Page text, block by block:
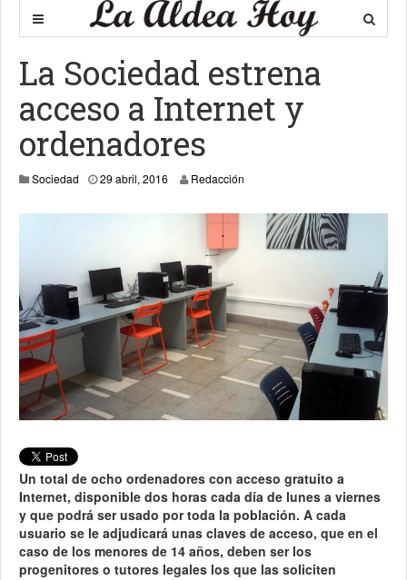
La Sociedad estrena
acceso a Internet y
ordenadores
Sociedad 29 abril, 2016 Redacción
Un total de ocho ordenadores con acceso gratuito a
Internet, disponible dos horas cada día de lunes a viernes
y que podrá ser usado por toda la población. A cada
usuario se le adjudicará unas claves de acceso, que en el
caso de los menores de 14 años, deben ser los
progenitores o tutores legales los que las soliciten